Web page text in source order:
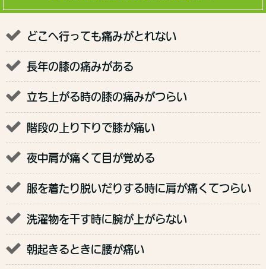
どこへ行っても痛みがとれない
長年の膝の痛みがある
立ち上がる時の膝の痛みがつらい
階段の上り下りで膝が痛い
夜中肩が痛くて目が覚める
服を着たり脱いだりする時に肩が痛くてつらい
洗濯物を干す時に腕が上がらない
朝起きるときに腰が痛い